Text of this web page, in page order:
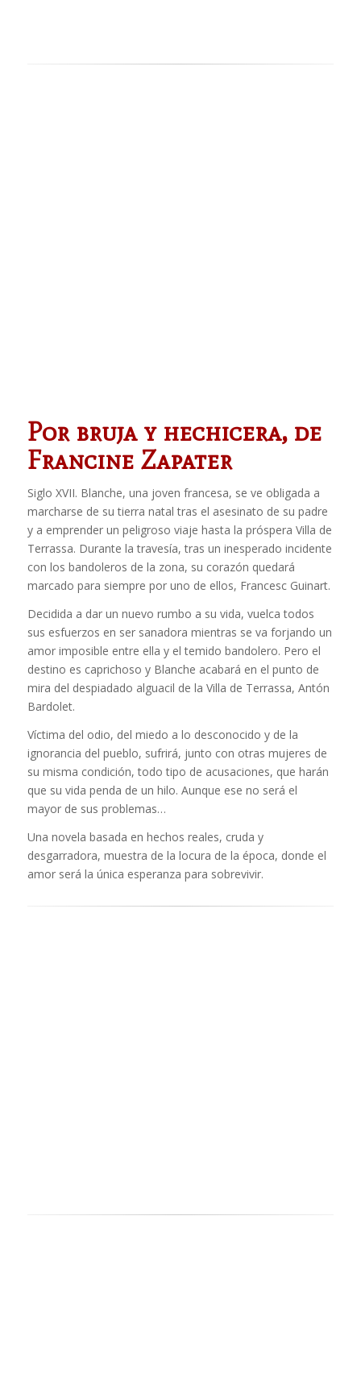
Por bruja y hechicera, de
Francine Zapater
Siglo XVII. Blanche, una joven francesa, se ve obligada a
marcharse de su tierra natal tras el asesinato de su padre
y a emprender un peligroso viaje hasta la próspera Villa de
Terrassa. Durante la travesía, tras un inesperado incidente
con los bandoleros de la zona, su corazón quedará
marcado para siempre por uno de ellos, Francesc Guinart.
Decidida a dar un nuevo rumbo a su vida, vuelca todos
sus esfuerzos en ser sanadora mientras se va forjando un
amor imposible entre ella y el temido bandolero. Pero el
destino es caprichoso y Blanche acabará en el punto de
mira del despiadado alguacil de la Villa de Terrassa, Antón
Bardolet.
Víctima del odio, del miedo a lo desconocido y de la
ignorancia del pueblo, sufrirá, junto con otras mujeres de
su misma condición, todo tipo de acusaciones, que harán
que su vida penda de un hilo. Aunque ese no será el
mayor de sus problemas…
Una novela basada en hechos reales, cruda y
desgarradora, muestra de la locura de la época, donde el
amor será la única esperanza para sobrevivir.